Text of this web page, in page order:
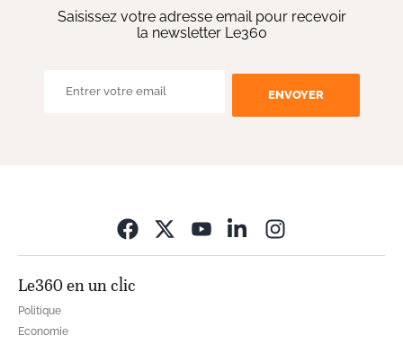
Saisissez votre adresse email pour recevoir
la newsletter Le360
ENVOYER
Le360 en un clic
Politique
Economie